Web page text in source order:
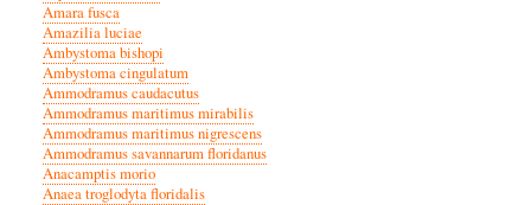
Amara fusca
Amazilia luciae
Ambystoma bishopi
Ambystoma cingulatum
Ammodramus caudacutus
Ammodramus maritimus mirabilis
Ammodramus maritimus nigrescens
Ammodramus savannarum floridanus
Anacamptis morio
Anaea troglodyta floridalis